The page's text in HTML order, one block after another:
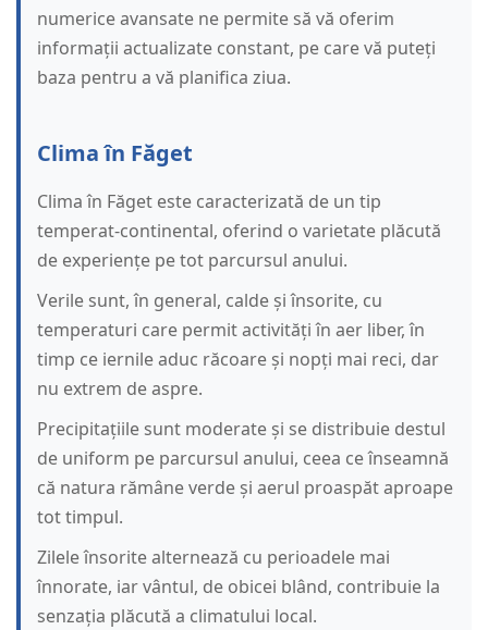
numerice avansate ne permite să vă oferim
informații actualizate constant, pe care vă puteți
baza pentru a vă planifica ziua.
Clima în Făget
Clima în Făget este caracterizată de un tip
temperat-continental, oferind o varietate plăcută
de experiențe pe tot parcursul anului.
Verile sunt, în general, calde și însorite, cu
temperaturi care permit activități în aer liber, în
timp ce iernile aduc răcoare și nopți mai reci, dar
nu extrem de aspre.
Precipitațiile sunt moderate și se distribuie destul
de uniform pe parcursul anului, ceea ce înseamnă
că natura rămâne verde și aerul proaspăt aproape
tot timpul.
Zilele însorite alternează cu perioadele mai
înnorate, iar vântul, de obicei blând, contribuie la
senzația plăcută a climatului local.